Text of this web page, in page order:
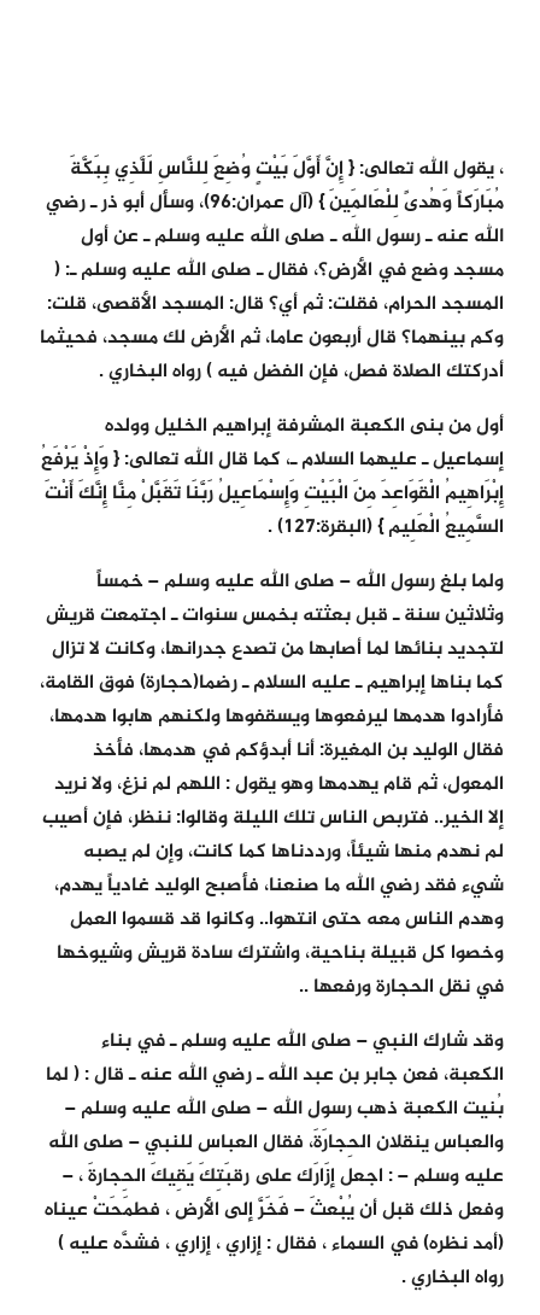
، يقول الله تعالى: { إِنَّ أَوَّلَ بَيْتٍ وُضِعَ لِلنَّاسِ لَلَّذِي بِبَكَّةَ
مُبَارَكاً وَهُدىً لِلْعَالَمِينَ } (آل عمران:96)، وسأل أبو ذر ـ رضي
الله عنه ـ رسول الله ـ صلى الله عليه وسلم ـ عن أول
مسجد وضع في الأرض؟، فقال ـ صلى الله عليه وسلم ـ: (
المسجد الحرام، فقلت: ثم أي؟ قال: المسجد الأقصى، قلت:
وكم بينهما؟ قال أربعون عاما، ثم الأرض لك مسجد، فحيثما
أدركتك الصلاة فصل، فإن الفضل فيه ) رواه البخاري .
أول من بنى الكعبة المشرفة إبراهيم الخليل وولده
إسماعيل ـ عليهما السلام ـ، كما قال الله تعالى: { وَإِذْ يَرْفَعُ
إِبْرَاهِيمُ الْقَوَاعِدَ مِنَ الْبَيْتِ وَإِسْمَاعِيلُ رَبَّنَا تَقَبَّلْ مِنَّا إِنَّكَ أَنْتَ
السَّمِيعُ الْعَلِيم } (البقرة:127) .
ولما بلغ رسول الله – صلى الله عليه وسلم – خمساً
وثلاثين سنة ـ قبل بعثته بخمس سنوات ـ اجتمعت قريش
لتجديد بنائها لما أصابها من تصدع جدرانها، وكانت لا تزال
كما بناها إبراهيم ـ عليه السلام ـ رضما(حجارة) فوق القامة،
فأرادوا هدمها ليرفعوها ويسقفوها ولكنهم هابوا هدمها،
فقال الوليد بن المغيرة: أنا أبدؤكم في هدمها، فأخذ
المعول، ثم قام يهدمها وهو يقول : اللهم لم نزغ، ولا نريد
إلا الخير.. فتربص الناس تلك الليلة وقالوا: ننظر، فإن أصيب
لم نهدم منها شيئاً، ورددناها كما كانت، وإن لم يصبه
شيء فقد رضي الله ما صنعنا، فأصبح الوليد غادياً يهدم،
وهدم الناس معه حتى انتهوا.. وكانوا قد قسموا العمل
وخصوا كل قبيلة بناحية، واشترك سادة قريش وشيوخها
في نقل الحجارة ورفعها ..
وقد شارك النبي – صلى الله عليه وسلم ـ في بناء
الكعبة، فعن جابر بن عبد الله ـ رضي الله عنه ـ قال : ( لما
بُنيت الكعبة ذهب رسول الله – صلى الله عليه وسلم –
والعباس ينقلان الحِجارَةَ، فقال العباس للنبي – صلى الله
عليه وسلم – : اجعل إزَارَك على رقبَتِكَ يَقِيكَ الحِجارةَ ، –
وفعل ذلك قبل أن يُبْعثَ – فَخَرَّ إلى الأرض ، فطمَحَتْ عيناه
(أمد نظره) في السماء ، فقال : إزاري ، إزاري ، فشدَّه عليه )
رواه البخاري .